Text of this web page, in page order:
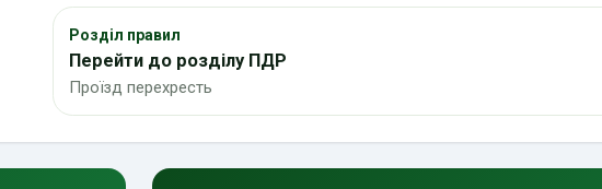
Розділ правил
Перейти до розділу ПДР
Проїзд перехресть